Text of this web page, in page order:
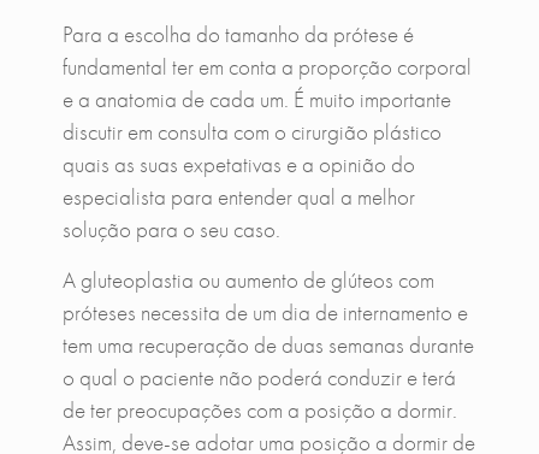
Para a escolha do tamanho da prótese é
fundamental ter em conta a proporção corporal
e a anatomia de cada um. É muito importante
discutir em consulta com o cirurgião plástico
quais as suas expetativas e a opinião do
especialista para entender qual a melhor
solução para o seu caso.
A gluteoplastia ou aumento de glúteos com
próteses necessita de um dia de internamento e
tem uma recuperação de duas semanas durante
o qual o paciente não poderá conduzir e terá
de ter preocupações com a posição a dormir.
Assim, deve-se adotar uma posição a dormir de